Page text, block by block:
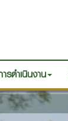
รดำเนินงาน